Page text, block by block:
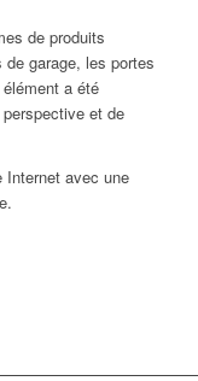
de produits
garage, les portes
a été
et de
Internet avec une